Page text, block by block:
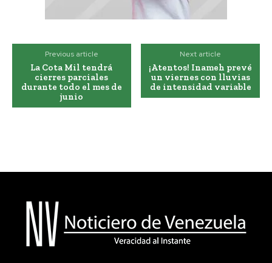
Previous article
La Cota Mil tendrá
cierres parciales
durante todo el mes de
junio
Next article
¡Atentos! Inameh prevé
un viernes con lluvias
de intensidad variable